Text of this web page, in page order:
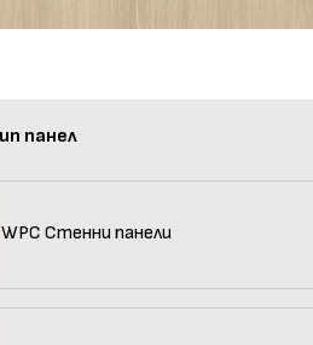
панел
WPC Стенни панели